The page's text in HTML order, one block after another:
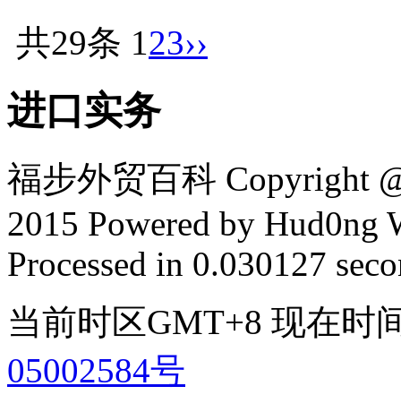
共29条 123››
进口实务
福步外贸百科 Copyright
2015 Powered by Hud0ng
Processed in 0.030127
当前时区GMT+8 现在时
05002584号